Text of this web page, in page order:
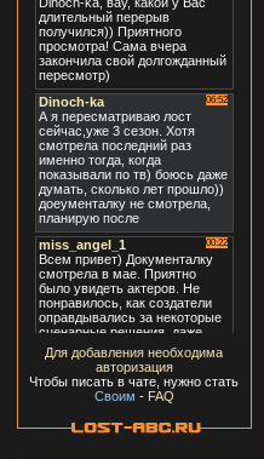
Для добавления необходима
авторизация
Чтобы писать в чате, нужно стать
Своим - FAQ